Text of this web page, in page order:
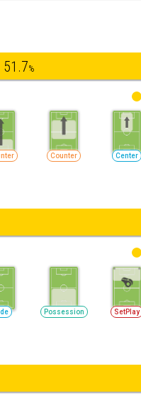
51.7%
Center
Counter
SetPlay
Possession